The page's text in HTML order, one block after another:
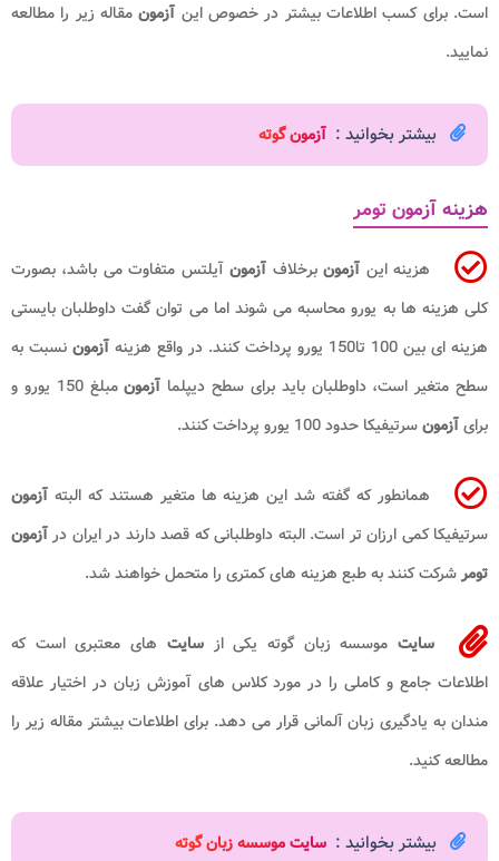
است. برای کسب اطلاعات بیشتر در خصوص این آزمون مقاله زیر را مطالعه
نمایید.
بیشتر بخوانید : آزمون گوته
هزینه آزمون تومر
هزینه این آزمونبرخلاف آزمونآیلتس متفاوت می باشد، بصورت
کلی هزینه ها به یورو محاسبه می شوند اما می توان گفت داوطلبان بایستی
هزینه ای بین 100 تا150 یورو پرداخت کنند. در واقع هزینه
آزمون نسبت به
سطح متغیر است، داوطلبان باید برای سطح دیپلما آزمون
مبلغ 150 یورو و
برایآزمونسرتیفیکا حدود 100 یورو پرداخت کنند.
همانطور که گفته شد این هزینه ها متغیر هستند که البته آزمون
سرتیفیکا کمی ارزان تر است. البته داوطلبانی که قصد دارند در ایران درآزمون
تومرشرکت کنند به طبع هزینه های کمتری را متحمل خواهند شد.
سایت موسسه زبان گوته یکی ازسایت های معتبری است که
اطلاعات جامع و کاملی را در مورد کلاس های آموزش زبان در اختیار علاقه
مندان به یادگیری زبان آلمانی قرار می دهد. برای اطلاعات بیشتر مقاله زیر را
مطالعه کنید.
بیشتر بخوانید : سایت موسسه زبان گوته